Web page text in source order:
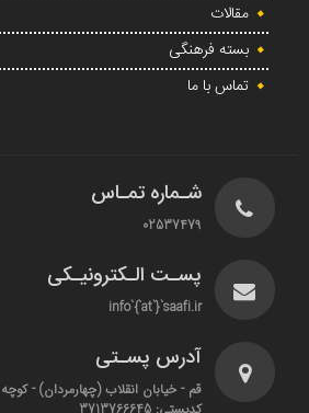
مقالات
بسته فرهنگی
تماس با ما
شـماره تمـاس
02537479
پسـت الـکترونیـکی
info`{`at`}`saafi.ir
آدرس پسـتی
کدپستی: 3713766645